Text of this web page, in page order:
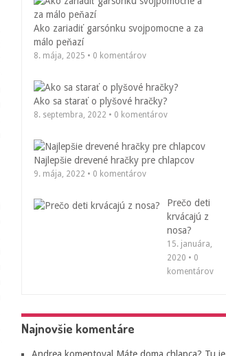
Ako zariadiť garsónku svojpomocne a za
málo peňazí
8. mája, 2025 • 0 komentárov
Ako sa starať o plyšové hračky?
8. septembra, 2022 • 0 komentárov
Najlepšie drevené hračky pre chlapcov
9. mája, 2022 • 0 komentárov
Prečo deti
krvácajú z
nosa?
15. januára,
2020 • 0
komentárov
Najnovšie komentáre